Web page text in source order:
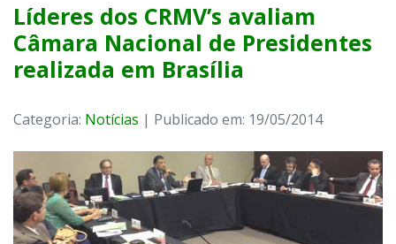
Líderes dos CRMV’s avaliam
Câmara Nacional de Presidentes
realizada em Brasília
Categoria: Notícias | Publicado em: 19/05/2014